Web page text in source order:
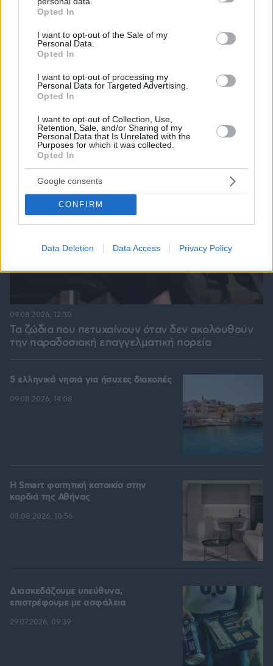
grant or deny consent to Google and its third-party tags to
use your data for below specified purposes in below Google
consent section.
Opted In
I want to opt-out of the Sale of my
Personal Data.
Opted In
I want to opt-out of processing my
Personal Data for Targeted Advertising.
Opted In
I want to opt-out of Collection, Use,
Retention, Sale, and/or Sharing of my
Personal Data that Is Unrelated with the
Purposes for which it was collected.
Opted In
Google consents
CONFIRM
Data Deletion Data Access Privacy Policy
Το νέο... καλοκαιρινό κόλπο που κάνουν οι
κλέφτες αυτοκινήτων στην Ελλάδα
Τα ζώδια που πετυχαίνουν όταν δεν ακολουθούν
την παραδοσιακή επαγγελματική πορεία
09.08.2026, 12:30
5 ελληνικά νησιά για ήσυχες διακοπές
09.08.2026, 14:08
Η Smart φοιτητική κατοικία στην
καρδιά της Αθήνας
03.08.2026, 10:56
Διασκεδάζουμε υπεύθυνα,
επιστρέφουμε με ασφάλεια
29.07.2026, 09:39